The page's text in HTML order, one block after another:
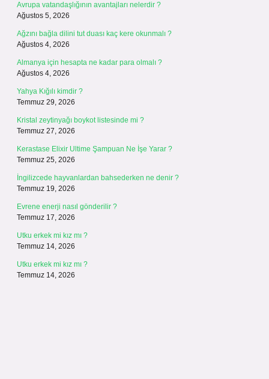
Avrupa vatandaşlığının avantajları nelerdir ?
Ağustos 5, 2026
Ağzını bağla dilini tut duası kaç kere okunmalı ?
Ağustos 4, 2026
Almanya için hesapta ne kadar para olmalı ?
Ağustos 4, 2026
Yahya Kığılı kimdir ?
Temmuz 29, 2026
Kristal zeytinyağı boykot listesinde mi ?
Temmuz 27, 2026
Kerastase Elixir Ultime Şampuan Ne İşe Yarar ?
Temmuz 25, 2026
İngilizcede hayvanlardan bahsederken ne denir ?
Temmuz 19, 2026
Evrene enerji nasıl gönderilir ?
Temmuz 17, 2026
Utku erkek mi kız mı ?
Temmuz 14, 2026
Utku erkek mi kız mı ?
Temmuz 14, 2026